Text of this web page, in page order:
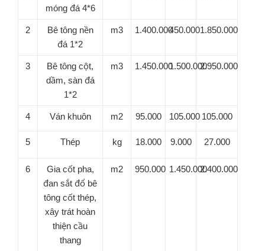
móng đá 4*6
2
Bê tông nền
đá 1*2
m3 1.400.000450.0001.850.000
3
Bê tông cột,
dầm, sàn đá
1*2
m3 1.450.0001.500.0002.950.000
4 Ván khuôn m2 95.000 105.000 105.000
5 Thép kg 18.000 9.000 27.000
6
Gia cốt pha,
đan sắt đổ bê
tông cốt thép,
xây trát hoàn
thiện cầu
thang
m2 950.000 1.450.0002.400.000